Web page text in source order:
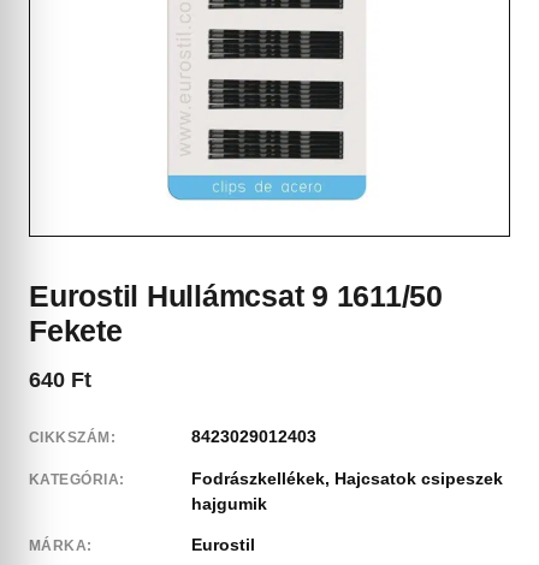
Eurostil Hullámcsat 9 1611/50
Fekete
640 Ft
CIKKSZÁM: 8423029012403
KATEGÓRIA: Fodrászkellékek, Hajcsatok csipeszek
hajgumik
MÁRKA: Eurostil